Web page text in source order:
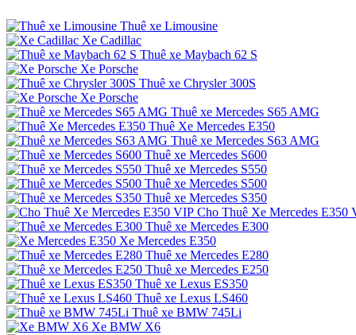
Thuê xe Limousine
Xe Cadillac
Thuê xe Maybach 62 S
Xe Porsche
Thuê xe Chrysler 300S
Xe Porsche
Thuê xe Mercedes S65 AMG
Thuê Xe Mercedes E350
Thuê xe Mercedes S63 AMG
Thuê xe Mercedes S600
Thuê xe Mercedes S550
Thuê xe Mercedes S500
Thuê xe Mercedes S350
Cho Thuê Xe Mercedes E350
Thuê xe Mercedes E300
Xe Mercedes E350
Thuê xe Mercedes E280
Thuê xe Mercedes E250
Thuê xe Lexus ES350
Thuê xe Lexus LS460
Thuê xe BMW 745Li
Xe BMW X6